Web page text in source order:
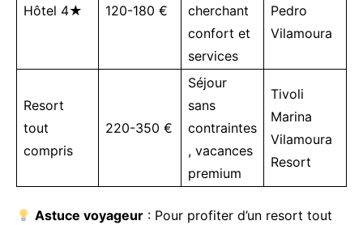
Hôtel 4★ 120-180 €
cherchant
confort et
services
Pedro
Vilamoura
Resort
tout
compris
220-350 €
Séjour
sans
contraintes
, vacances
premium
Tivoli
Marina
Vilamoura
Resort
Astuce voyageur : Pour profiter d’un resort tout